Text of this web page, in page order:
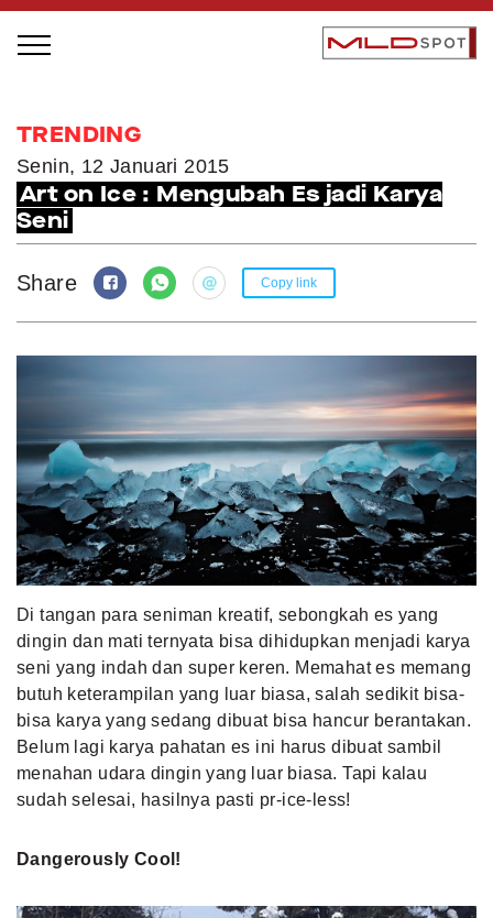
LOCAL GREATNESS
INSPIRING PEOPLE
INSPIRING PRODUCTS
INSPIRING PLACES
INSPIRING COMMUNITIES
TRENDING
MLDPODCAST
VIDEOS
MLDPOINTS
TRENDING
Senin, 12 Januari 2015
Art on Ice : Mengubah Es jadi Karya
Seni
Share Copy link
Di tangan para seniman kreatif, sebongkah es yang
dingin dan mati ternyata bisa dihidupkan menjadi karya
seni yang indah dan super keren. Memahat es memang
butuh keterampilan yang luar biasa, salah sedikit bisa-
bisa karya yang sedang dibuat bisa hancur berantakan.
Belum lagi karya pahatan es ini harus dibuat sambil
menahan udara dingin yang luar biasa. Tapi kalau
sudah selesai, hasilnya pasti pr-ice-less!
Dangerously Cool!